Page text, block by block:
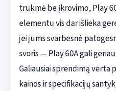
trukmė be įkrovimo, Play
elementu vis dar išlieka
jei jums svarbesnė
svoris — Play 60A gali
Galiausiai sprendimą verta
kainos ir specifikacijų